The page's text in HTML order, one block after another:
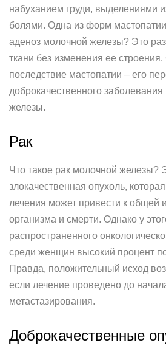
набуханием груди, выделениями
болями. Одна из форм
аденоз молочной железы? Это
ткани без изменения ее
последствие мастопатии – его
доброкачественного
железы.
Рак
Что такое рак молочной железы?
злокачественная опухоль,
лечения может привести к общей
организма и смерти. Однако у
распространенного
среди женщин высокий процент
Правда, положительный исход
если лечение проведено до
метастазирования.
Доброкачественные